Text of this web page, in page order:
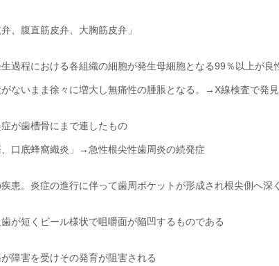
、腹直筋皮弁、大胸筋皮弁」
過程における各組織の細胞が発生母細胞となる99％以上が良
ないまま徐々に増大し無痛性の腫脹となる。→X線検査で発
が歯槽骨にまで連したもの
、口底蜂窩織炎」→急性根尖性歯周炎の続発症
患。炎症の進行に伴って歯周ポケットが形成され根尖側へ深
が短くビール様状で咀嚼面が陥凹するものである
障害を受けその発育が阻害される